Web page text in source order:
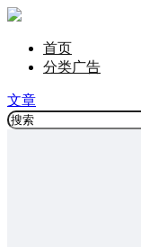
首页
分类广告
文章